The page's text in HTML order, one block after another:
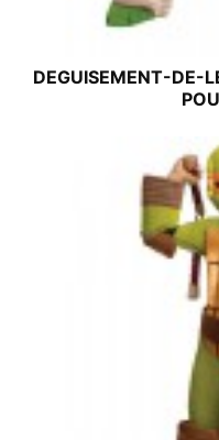
DEGUISEMENT-DE-